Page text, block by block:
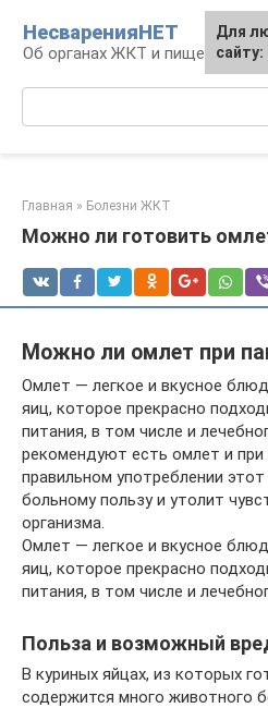
контенту
НесваренияНЕТ
Об органах ЖКТ и пищеварении
Главная » Болезни ЖКТ
Можно ли готовить
Можно ли омлет при
Омлет — легкое и вкусное
яиц, которое прекрасно
питания, в том числе и
рекомендуют есть омлет и при
правильном употреблении
больному пользу и утолит
организма.
Омлет — легкое и вкусное
яиц, которое прекрасно
питания, в том числе и
Польза и возможный
В куриных яйцах, из которых
содержится много животного
Для